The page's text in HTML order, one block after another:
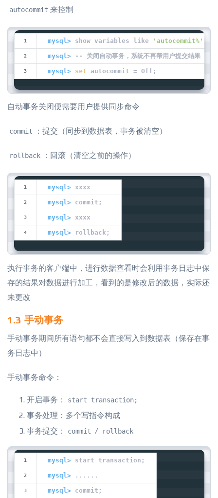
autocommit 来控制
mysql> show variables like 'autocommit%'
mysql> -- 关闭自动事务，系统不再帮用户提交结果
mysql> set autocommit = Off;
自动事务关闭便需要用户提供同步命令
commit ：提交（同步到数据表，事务被清空）
rollback ：回滚（清空之前的操作）
mysql> xxxx
mysql> commit;
mysql> xxxx
mysql> rollback;
执行事务的客户端中，进行数据查看时会利用事务日志中保
存的结果对数据进行加工，看到的是修改后的数据，实际还
未更改
1.3 手动事务
手动事务期间所有语句都不会直接写入到数据表（保存在事
务日志中）
手动事务命令：
开启事务： start transaction;
事务处理：多个写指令构成
事务提交：
commit / rollback
mysql> start transaction;
mysql> ......
mysql> commit;